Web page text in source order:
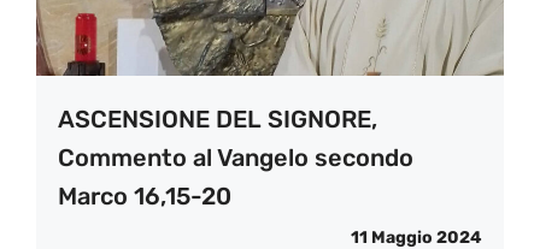
ASCENSIONE DEL SIGNORE,
Commento al Vangelo secondo
Marco 16,15-20
11 Maggio 2024